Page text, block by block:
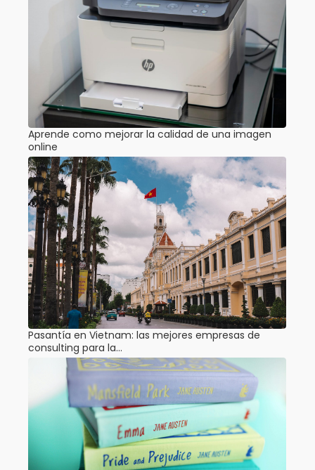
Aprende como mejorar la calidad de una imagen
online
Pasantía en Vietnam: las mejores empresas de
consulting para la…